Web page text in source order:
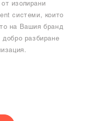
изолирани
системи, които
на Вашия бранд
добро разбиране